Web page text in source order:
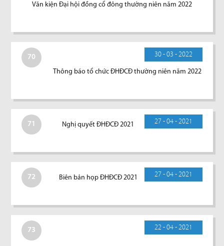
Văn kiện Đại hội đồng cổ đông thường niên năm 2022
70 30 - 03 - 2022
Thông báo tổ chức ĐHĐCĐ thường niên năm 2022
71 27 - 04 - 2021
Nghị quyết ĐHĐCĐ 2021
72 27 - 04 - 2021
Biên bản họp ĐHĐCĐ 2021
73 22 - 04 - 2021